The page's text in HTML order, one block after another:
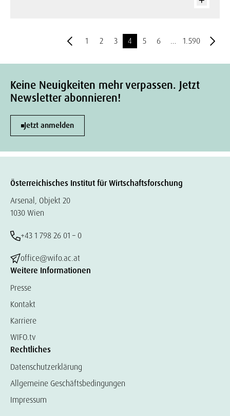
1 2 3 4 5 6 … 1.590
Keine Neuigkeiten mehr verpassen. Jetzt
Newsletter abonnieren!
Jetzt anmelden
Österreichisches Institut für Wirtschaftsforschung
Arsenal, Objekt 20
1030 Wien
+43 1 798 26 01 – 0
office@wifo.ac.at
Weitere Informationen
Presse
Kontakt
Karriere
WIFO.tv
Rechtliches
Datenschutzerklärung
Allgemeine Geschäftsbedingungen
Impressum